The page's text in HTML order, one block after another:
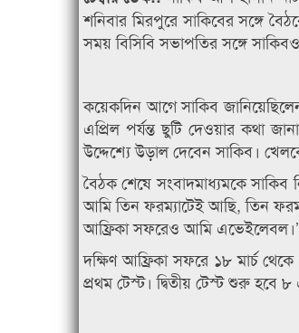
শনিবার মিরপুরে সাকিবের সঙ্গে
সময় বিসিবি সভাপতির সঙ্গে
কয়েকদিন আগে সাকিব
এপ্রিল পর্যন্ত ছুটি দেওয়ার কথা
উদ্দেশ্যে উড়াল দেবেন সাকিব।
বৈঠক শেষে সংবাদমাধ্যমকে
আমি তিন ফরম্যাটেই আছি, তিন
আফ্রিকা সফরেও আমি এভেইলেবল।’
দক্ষিণ আফ্রিকা সফরে ১৮ মার্চ
প্রথম টেস্ট। দ্বিতীয় টেস্ট শুরু হবে